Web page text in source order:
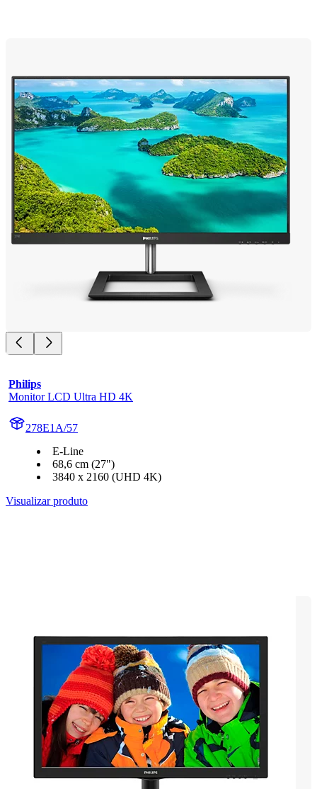
Philips
Monitor LCD Ultra HD 4K
278E1A/57
E-Line
68,6 cm (27")
3840 x 2160 (UHD 4K)
Visualizar produto